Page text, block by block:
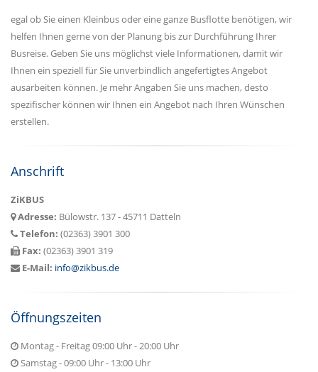
egal ob Sie einen Kleinbus oder eine ganze Busflotte benötigen, wir
helfen Ihnen gerne von der Planung bis zur Durchführung Ihrer
Busreise. Geben Sie uns möglichst viele Informationen, damit wir
Ihnen ein speziell für Sie unverbindlich angefertigtes Angebot
ausarbeiten können. Je mehr Angaben Sie uns machen, desto
spezifischer können wir Ihnen ein Angebot nach Ihren Wünschen
erstellen.
Anschrift
ZiKBUS
Adresse: Bülowstr. 137 - 45711 Datteln
Telefon: (02363) 3901 300
Fax: (02363) 3901 319
E-Mail: info@zikbus.de
Öffnungszeiten
Montag - Freitag 09:00 Uhr - 20:00 Uhr
Samstag - 09:00 Uhr - 13:00 Uhr